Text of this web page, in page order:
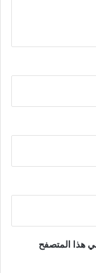
هذا المتصفح